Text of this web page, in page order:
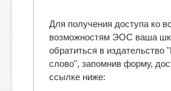
Для получения доступа ко
возможностям ЭОС ваша
обратиться в издательство
слово", запомнив форму,
ссылке ниже: